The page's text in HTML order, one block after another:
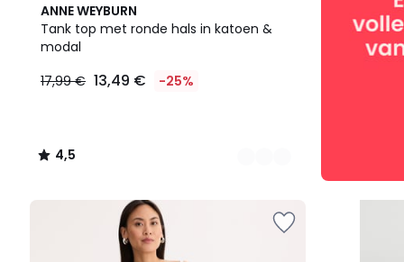
ANNE WEYBURN
Tank top met ronde hals in katoen &
modal
17,99 € 13,49 € -25%
4,5
/ 5
2
Kleuren
4,5
/